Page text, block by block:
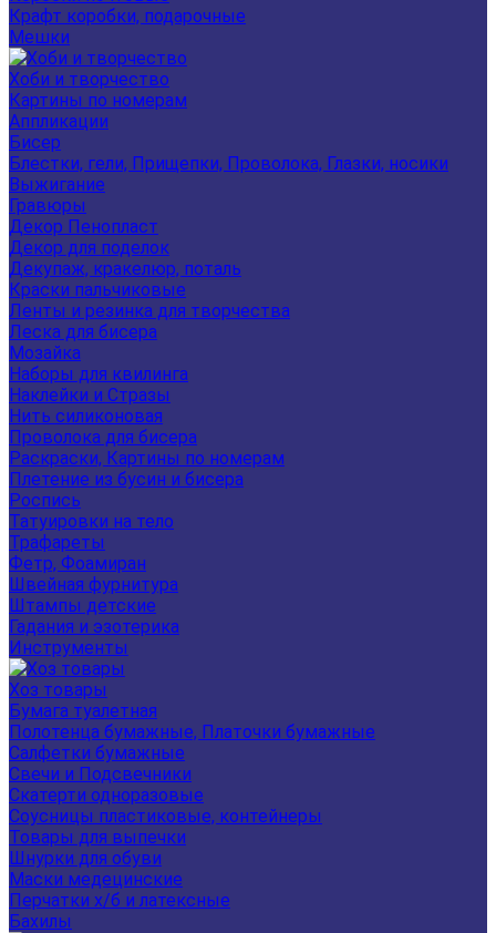
Крафт коробки, подарочные
Мешки
Хоби и творчество
Картины по номерам
Аппликации
Бисер
Блестки, гели, Прищепки, Проволока, Глазки, носики
Выжигание
Гравюры
Декор Пенопласт
Декор для поделок
Декупаж, кракелюр, поталь
Краски пальчиковые
Ленты и резинка для творчества
Леска для бисера
Мозайка
Наборы для квилинга
Наклейки и Стразы
Нить силиконовая
Проволока для бисера
Раскраски, Картины по номерам
Плетение из бусин и бисера
Роспись
Татуировки на тело
Трафареты
Фетр, Фоамиран
Швейная фурнитура
Штампы детские
Гадания и эзотерика
Инструменты
Хоз товары
Бумага туалетная
Полотенца бумажные, Платочки бумажные
Салфетки бумажные
Свечи и Подсвечники
Скатерти одноразовые
Соусницы пластиковые, контейнеры
Товары для выпечки
Шнурки для обуви
Маски медецинские
Перчатки х/б и латексные
Бахилы